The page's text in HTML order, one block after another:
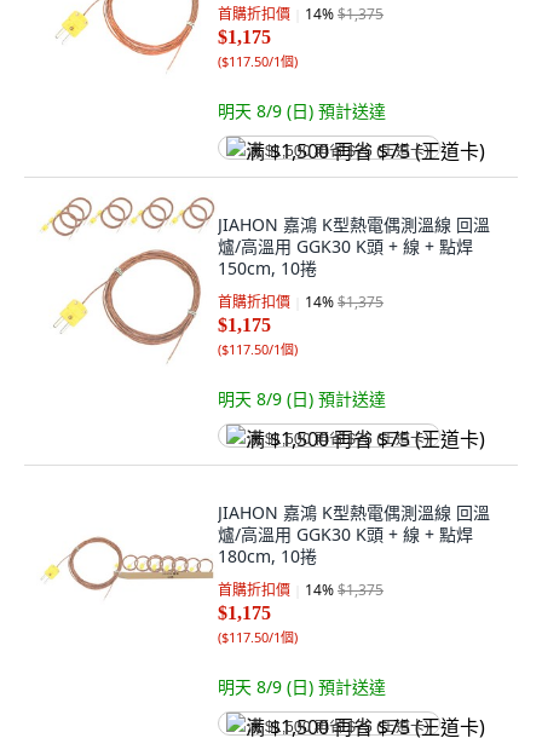
首購折扣價 14%$1,375
$1,175
($117.50/1個)
明天 8/9 (日) 預計送達
满 $1,500 再省 $75 (王道卡)
JIAHON 嘉鴻 K型熱電偶測溫線 回溫
爐/高溫用 GGK30 K頭 + 線 + 點焊
150cm, 10捲
首購折扣價 14%$1,375
$1,175
($117.50/1個)
明天 8/9 (日) 預計送達
满 $1,500 再省 $75 (王道卡)
JIAHON 嘉鴻 K型熱電偶測溫線 回溫
爐/高溫用 GGK30 K頭 + 線 + 點焊
180cm, 10捲
首購折扣價 14%$1,375
$1,175
($117.50/1個)
明天 8/9 (日) 預計送達
满 $1,500 再省 $75 (王道卡)